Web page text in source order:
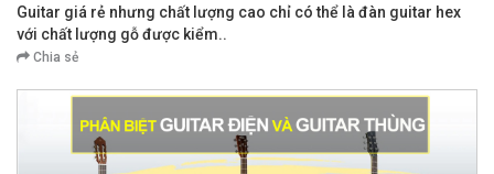
Guitar giá rẻ nhưng chất lượng cao chỉ có thể là đàn guitar hex
với chất lượng gỗ được kiểm..
Chia sẻ